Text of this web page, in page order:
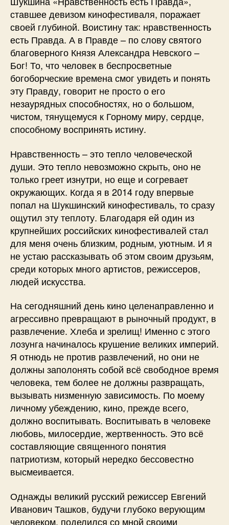
ставшее девизом кинофестиваля, поражает
своей глубиной. Воистину так: нравственность
есть Правда. А в Правде – по слову святого
благоверного Князя Александра Невского –
Бог! То, что человек в беспросветные
богоборческие времена смог увидеть и понять
эту Правду, говорит не просто о его
незаурядных способностях, но о большом,
чистом, тянущемуся к Горному миру, сердце,
способному воспринять истину.
Нравственность – это тепло человеческой
души. Это тепло невозможно скрыть, оно не
только греет изнутри, но еще и согревает
окружающих. Когда я в 2014 году впервые
попал на Шукшинский кинофестиваль, то сразу
ощутил эту теплоту. Благодаря ей один из
крупнейших российских кинофестивалей стал
для меня очень близким, родным, уютным. И я
не устаю рассказывать об этом своим друзьям,
среди которых много артистов, режиссеров,
людей искусства.
На сегодняшний день кино целенаправленно и
агрессивно превращают в рыночный продукт, в
развлечение. Хлеба и зрелищ! Именно с этого
лозунга начиналось крушение великих империй.
Я отнюдь не против развлечений, но они не
должны заполонять собой всё свободное время
человека, тем более не должны развращать,
вызывать низменную зависимость. По моему
личному убеждению, кино, прежде всего,
должно воспитывать. Воспитывать в человеке
любовь, милосердие, жертвенность. Это всё
составляющие священного понятия
патриотизм, который нередко бессовестно
высмеивается.
Однажды великий русский режиссер Евгений
Иванович Ташков, будучи глубоко верующим
человеком, поделился со мной своими